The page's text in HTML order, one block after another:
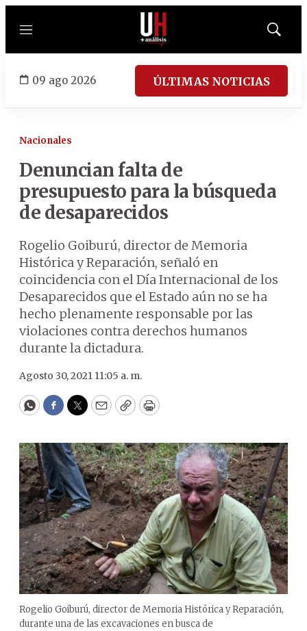
Menú
Mostrar
09 ago 2026 ÚLTIMAS NOTICIAS
Nacionales
Denuncian falta de
presupuesto para la búsqueda
de desaparecidos
Rogelio Goiburú, director de Memoria
Histórica y Reparación, señaló en
coincidencia con el Día Internacional de los
Desaparecidos que el Estado aún no se ha
hecho plenamente responsable por las
violaciones contra derechos humanos
durante la dictadura.
Agosto 30, 2021 11:05 a. m.
WhatsApp
Facebook
Twitter
EmailCopyPrint
Rogelio Goiburú, director de Memoria Histórica y Reparación,
durante una de las excavaciones en busca de